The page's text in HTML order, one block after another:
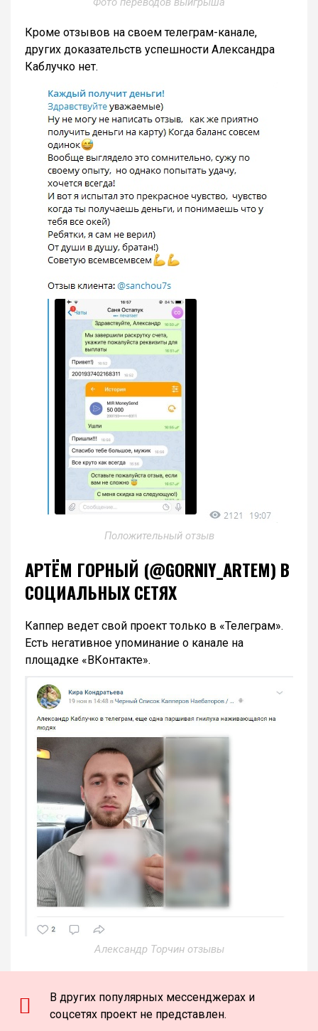
Кроме отзывов на своем телеграм-канале,
других доказательств успешности Александра
Каблучко нет.
Положительный отзыв
АРТЁМ ГОРНЫЙ (@GORNIY_ARTEM) В
СОЦИАЛЬНЫХ СЕТЯХ
Каппер ведет свой проект только в «Телеграм».
Есть негативное упоминание о канале на
площадке «ВКонтакте».
Александр Торчин отзывы
В других популярных мессенджерах и
соцсетях проект не представлен.